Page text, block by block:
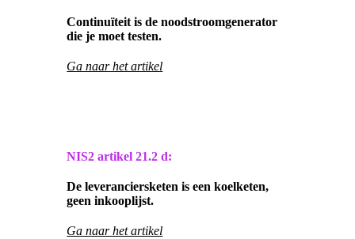
Continuïteit is de noodstroomgenerator
die je moet testen.
Ga naar het artikel
NIS2 artikel21.2 d:
De leveranciersketen is een koelketen,
geen inkooplijst.
Ga naar het artikel